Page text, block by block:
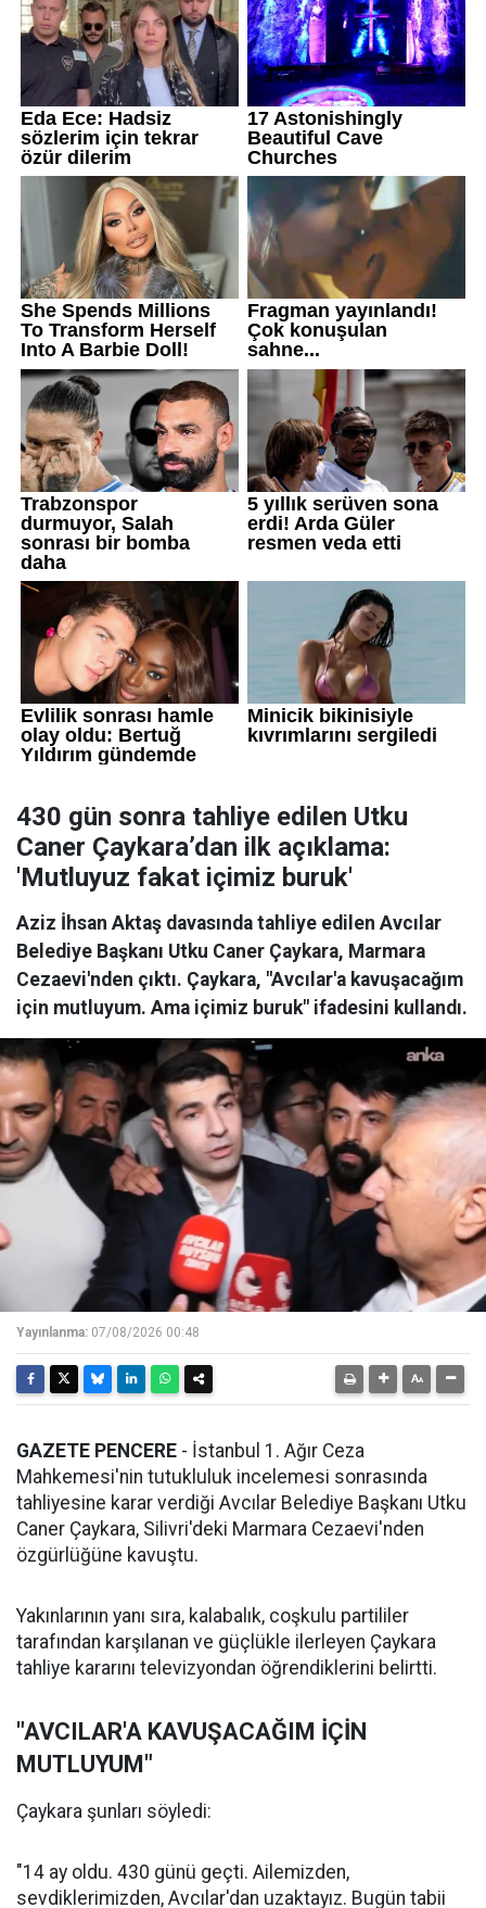
430 gün sonra tahliye edilen Utku
Caner Çaykara’dan ilk açıklama:
'Mutluyuz fakat içimiz buruk'
Aziz İhsan Aktaş davasında tahliye edilen Avcılar
Belediye Başkanı Utku Caner Çaykara, Marmara
Cezaevi'nden çıktı. Çaykara, "Avcılar'a kavuşacağım
için mutluyum. Ama içimiz buruk" ifadesini kullandı.
Yayınlanma: 07/08/2026 00:48
GAZETE PENCERE - İstanbul 1. Ağır Ceza
Mahkemesi'nin tutukluluk incelemesi sonrasında
tahliyesine karar verdiği Avcılar Belediye Başkanı Utku
Caner Çaykara, Silivri'deki Marmara Cezaevi'nden
özgürlüğüne kavuştu.
Yakınlarının yanı sıra, kalabalık, coşkulu partililer
tarafından karşılanan ve güçlükle ilerleyen Çaykara
tahliye kararını televizyondan öğrendiklerini belirtti.
"AVCILAR'A KAVUŞACAĞIM İÇİN
MUTLUYUM"
Çaykara şunları söyledi:
"14 ay oldu. 430 günü geçti. Ailemizden,
sevdiklerimizden, Avcılar'dan uzaktayız. Bugün tabii